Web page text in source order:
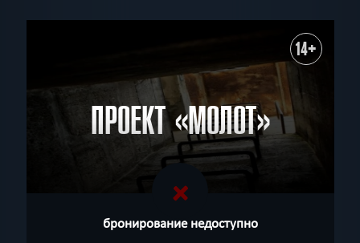
14+
ПРОЕКТ «МОЛОТ»
бронирование недоступно